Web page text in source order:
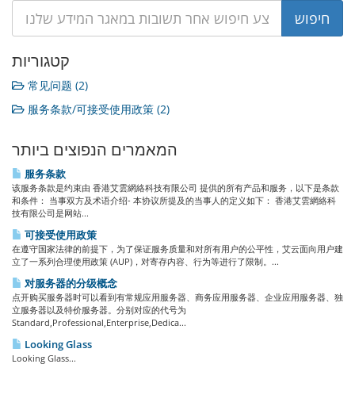
קטגוריות
常见问题 (2)
服务条款/可接受使用政策 (2)
המאמרים הנפוצים ביותר
服务条款
该服务条款是约束由 香港艾雲網絡科技有限公司 提供的所有产品和服务，以下是条款
和条件： 当事双方及术语介绍- 本协议所提及的当事人的定义如下： 香港艾雲網絡科
技有限公司是网站...
可接受使用政策
在遵守国家法律的前提下，为了保证服务质量和对所有用户的公平性，艾云面向用户建
立了一系列合理使用政策 (AUP)，对寄存内容、行为等进行了限制。...
对服务器的分级概念
点开购买服务器时可以看到有常规应用服务器、商务应用服务器、企业应用服务器、独
立服务器以及特价服务器。分别对应的代号为
Standard,Professional,Enterprise,Dedica...
Looking Glass
Looking Glass...